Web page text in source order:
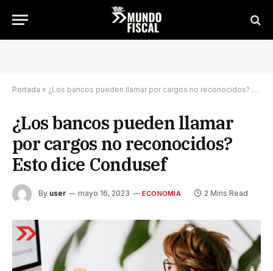
Portada » ¿Los bancos pueden llamar por cargos no reconocidos? Esto dice Condusef
¿Los bancos pueden llamar
por cargos no reconocidos?
Esto dice Condusef
By user mayo 16, 2023 ECONOMÍA 2 Mins Read